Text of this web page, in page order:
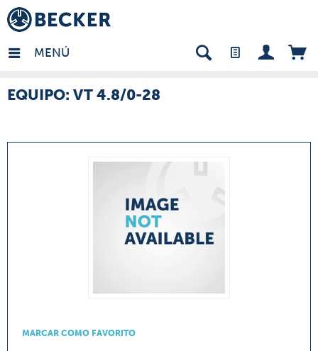
MENÚ
- ES
EQUIPO: VT 4.8/0-28
MARCAR COMO FAVORITO